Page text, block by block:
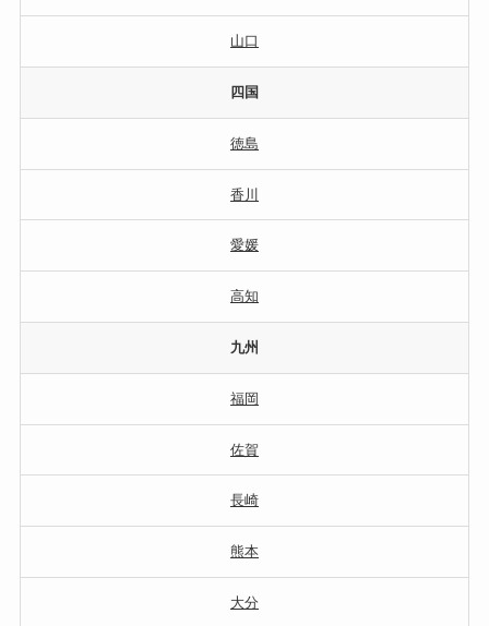
山口
四国
徳島
香川
愛媛
高知
九州
福岡
佐賀
長崎
熊本
大分